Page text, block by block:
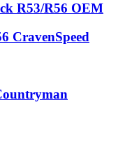
R53/R56 OEM
CravenSpeed